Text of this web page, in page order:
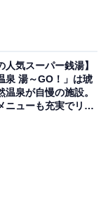
でリフレッシ
」は、お肌にや
魅力の施設で
赤外線サウナや
で一日中ゆっく
人気スーパー銭湯】
泉 湯～GO！」は琥
温泉が自慢の施設。
ニューも充実でリラ